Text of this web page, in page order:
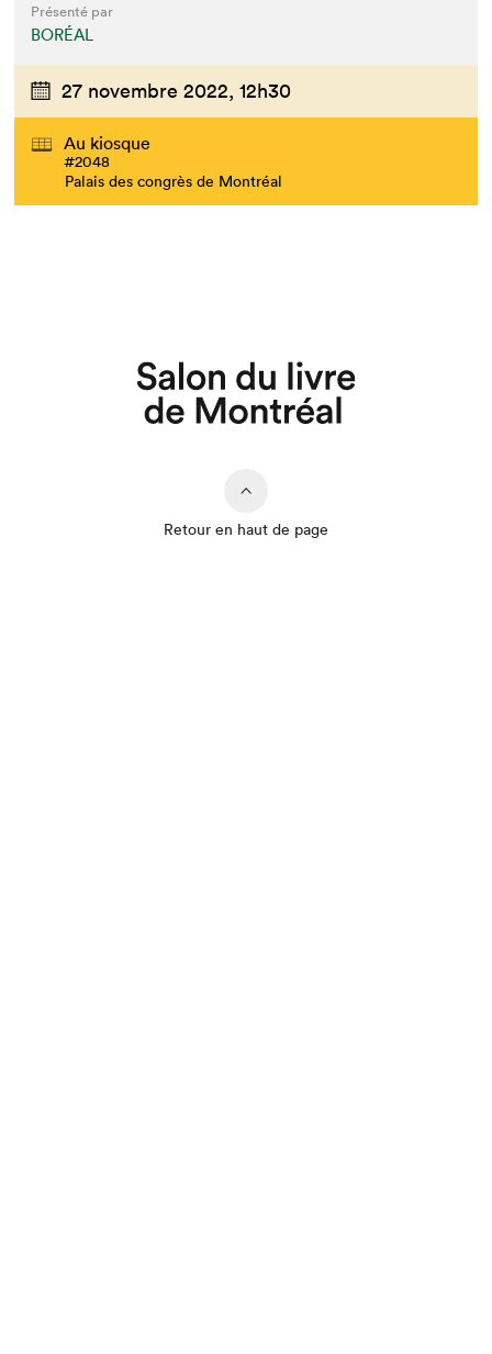
Présenté par
BORÉAL
27 novembre 2022, 12h30
Au kiosque
#2048
Palais des congrès de Montréal
Retour en haut de page